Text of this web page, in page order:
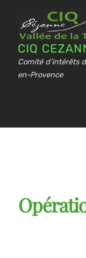
CIQ
Comité d’intérêts
en-Provence